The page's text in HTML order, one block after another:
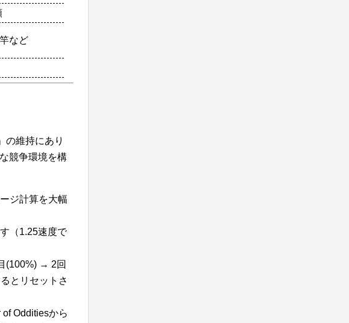
など
の維持にあり
競争環境を構
ジ計算を大幅
（1.25速度で
(100%) → 2回
とリセットさ
Odditiesから